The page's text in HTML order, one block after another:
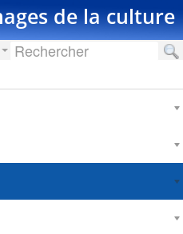
de la culture